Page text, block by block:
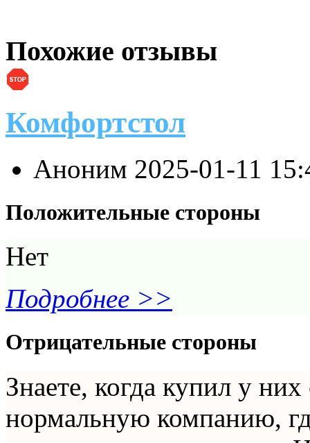
Похожие отзывы
Комфортстол
Аноним 2025-01-11
Положительные стороны
Нет
Подробнее >>
Отрицательные стороны
Знаете, когда купил у
нормальную компанию,